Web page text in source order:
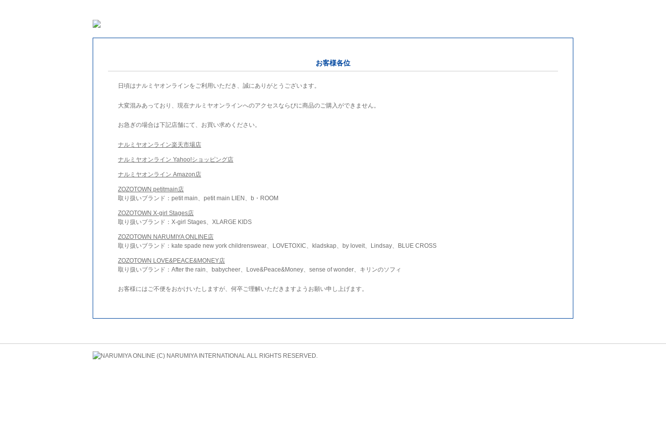
お客様各位
日頃はナルミヤオンラインをご利用いただき、誠にありがとうございます。
大変混みあっており、現在ナルミヤオンラインへのアクセスならびに商品のご購入ができません。
お急ぎの場合は下記店舗にて、お買い求めください。
ナルミヤオンライン楽天市場店
ナルミヤオンライン Yahoo!ショッピング店
ナルミヤオンライン Amazon店
ZOZOTOWN petitmain店
取り扱いブランド：petit main、petit main LIEN、b・ROOM
ZOZOTOWN X-girl Stages店
取り扱いブランド：X-girl Stages、XLARGE KIDS
ZOZOTOWN NARUMIYA ONLINE店
取り扱いブランド：kate spade new york childrenswear、LOVETOXIC、kladskap、by loveit、Lindsay、BLUE CROSS
ZOZOTOWN LOVE&PEACE&MONEY店
取り扱いブランド：After the rain、babycheer、Love&Peace&Money、sense of wonder、キリンのソフィ
お客様にはご不便をおかけいたしますが、何卒ご理解いただきますようお願い申し上げます。